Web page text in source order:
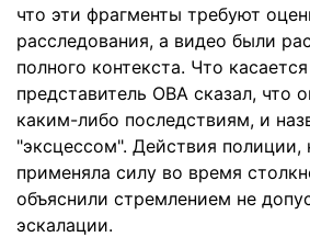
что эти фрагменты требуют
расследования, а видео были
полного контекста. Что
представитель ОВА сказал, что
каким-либо последствиям, и
"эксцессом". Действия полиции,
применяла силу во время
объяснили стремлением не
эскалации.